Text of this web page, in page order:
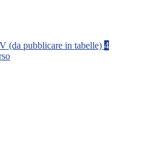
(da pubblicare in tabelle) 4